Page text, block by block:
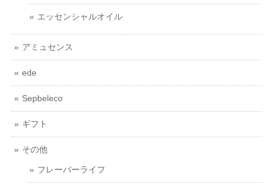
エッセンシャルオイル
アミュセンス
ede
Sepbeleco
ギフト
その他
フレーバーライフ